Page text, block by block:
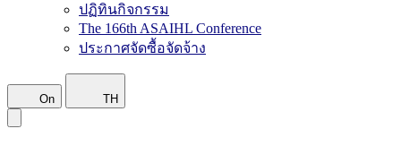
ปฏิทินกิจกรรม
The 166th ASAIHL Conference
ประกาศจัดซื้อจัดจ้าง
On TH